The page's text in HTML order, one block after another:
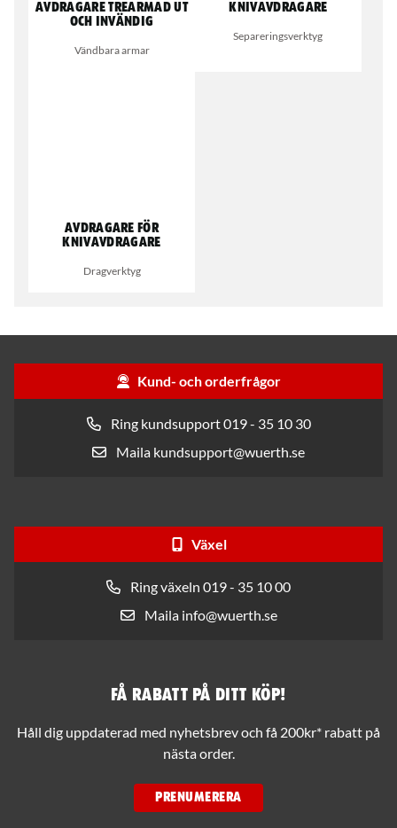
Avdragare trearmad Ut
och invändig
Vändbara armar
Knivavdragare
Separeringsverktyg
Avdragare för
knivavdragare
Dragverktyg
Kund- och orderfrågor
Ring kundsupport 019 - 35 10 30
Maila kundsupport@wuerth.se
Växel
Ring växeln 019 - 35 10 00
Maila info@wuerth.se
Få rabatt på ditt köp!
Håll dig uppdaterad med nyhetsbrev och få 200kr* rabatt på
nästa order.
PRENUMERERA